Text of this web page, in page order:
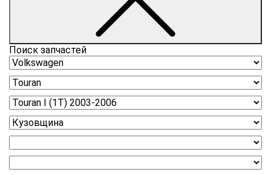
Поиск запчастей